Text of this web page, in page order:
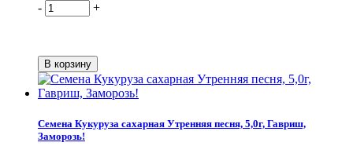
-
+
Семена Кукуруза сахарная Утренняя песня, 5,0г, Гавриш,
Заморозь!